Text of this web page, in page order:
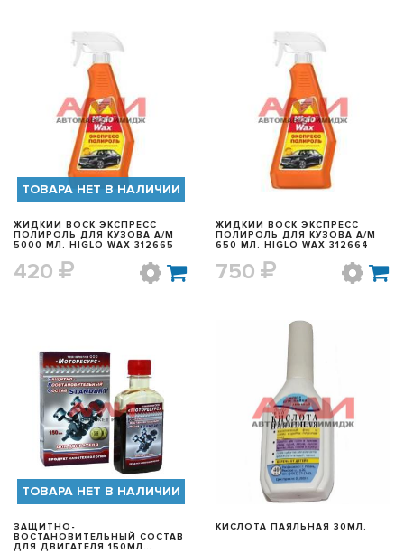
БЫСТРЫЙ ПРОСМОТР
ТОВАРА НЕТ В НАЛИЧИИ
ЖИДКИЙ ВОСК ЭКСПРЕСС
ПОЛИРОЛЬ ДЛЯ КУЗОВА А/М
5000 МЛ. HIGLO WAX 312665
420
БЫСТРЫЙ ПРОСМОТР
ЖИДКИЙ ВОСК ЭКСПРЕСС
ПОЛИРОЛЬ ДЛЯ КУЗОВА А/М
650 МЛ. HIGLO WAX 312664
750
БЫСТРЫЙ ПРОСМОТР
ТОВАРА НЕТ В НАЛИЧИИ
ЗАЩИТНО-
ВОСТАНОВИТЕЛЬНЫЙ СОСТАВ
ДЛЯ ДВИГАТЕЛЯ 150МЛ
БЫСТРЫЙ ПРОСМОТР
КИСЛОТА ПАЯЛЬНАЯ 30МЛ.